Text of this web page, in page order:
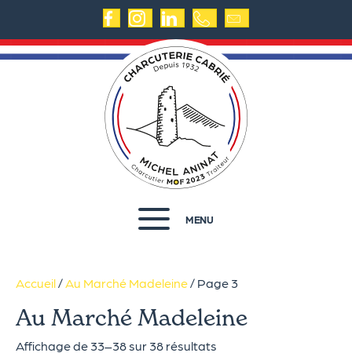
MENU
Accueil/ Au Marché Madeleine/ Page 3
Au Marché Madeleine
Affichage de 33–38 sur 38 résultats